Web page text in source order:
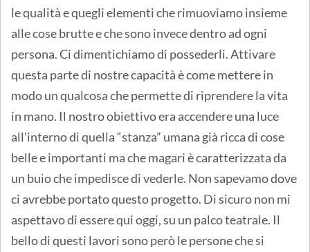
le qualità e quegli elementi che rimuoviamo insieme
alle cose brutte e che sono invece dentro ad ogni
persona. Ci dimentichiamo di possederli. Attivare
questa parte di nostre capacità è come mettere in
modo un qualcosa che permette di riprendere la vita
in mano. Il nostro obiettivo era accendere una luce
all’interno di quella “stanza” umana già ricca di cose
belle e importanti ma che magari è caratterizzata da
un buio che impedisce di vederle. Non sapevamo dove
ci avrebbe portato questo progetto. Di sicuro non mi
aspettavo di essere qui oggi, su un palco teatrale. Il
bello di questi lavori sono però le persone che si